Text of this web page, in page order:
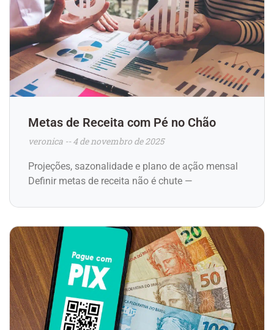
Metas de Receita com Pé no Chão
veronica 4 de novembro de 2025
Projeções, sazonalidade e plano de ação mensal
Definir metas de receita não é chute —